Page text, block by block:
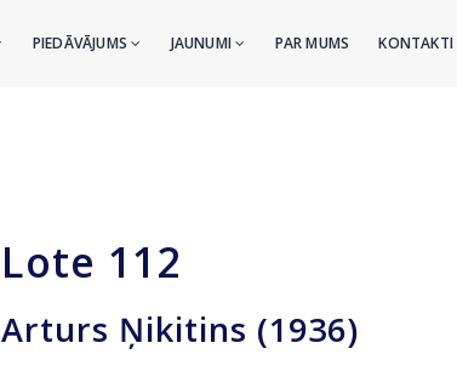
PIEDĀVĀJUMS JAUNUMI PAR MUMS KONTAKTI
Lote 112
Arturs Ņikitins (1936)